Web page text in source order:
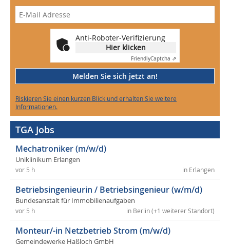
Anti-Roboter-Verifizierung
Hier klicken
FriendlyCaptcha ⇗
Melden Sie sich jetzt an!
Riskieren Sie einen kurzen Blick und erhalten Sie weitere
Informationen.
TGA Jobs
Mechatroniker (m/w/d)
Uniklinikum Erlangen
in Erlangen
vor 5 h
Betriebsingenieurin / Betriebsingenieur (w/m/d)
Bundesanstalt für Immobilienaufgaben
in Berlin (+1 weiterer Standort)
vor 5 h
Monteur/-in Netzbetrieb Strom (m/w/d)
Gemeindewerke Haßloch GmbH